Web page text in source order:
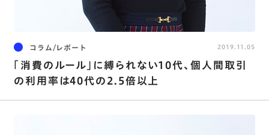
コラム/レポート
「消費のルール」に縛られない10代、個人間取引
の利用率は40代の2.5倍以上
2019.11.05